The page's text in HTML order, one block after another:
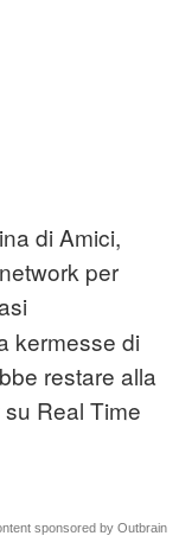
di Amici,
per
kermesse di
restare alla
Real Time
sponsored by Outbrain